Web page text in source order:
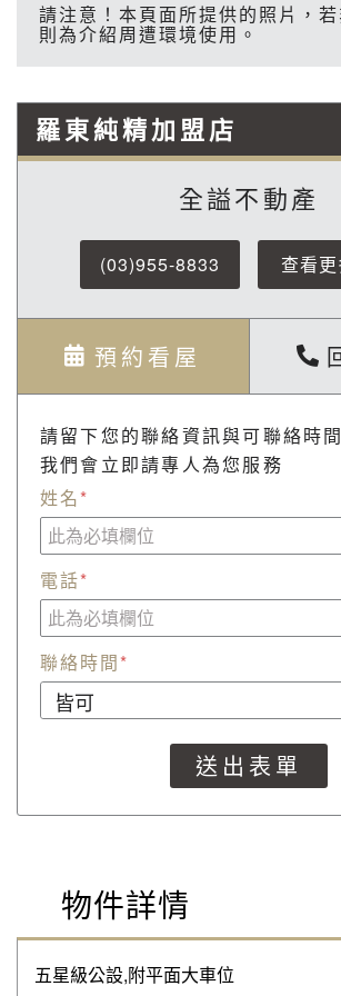
請注意！本頁面所提供的照片，若
則為介紹周遭環境使用。
羅東純精加盟店
全謚不動產
(03)955-8833 查看
預約看屋
請留下您的聯絡資訊與可聯絡時間
我們會立即請專人為您服務
姓名*
電話*
聯絡時間*
物件詳情
五星級公設,附平面大車位